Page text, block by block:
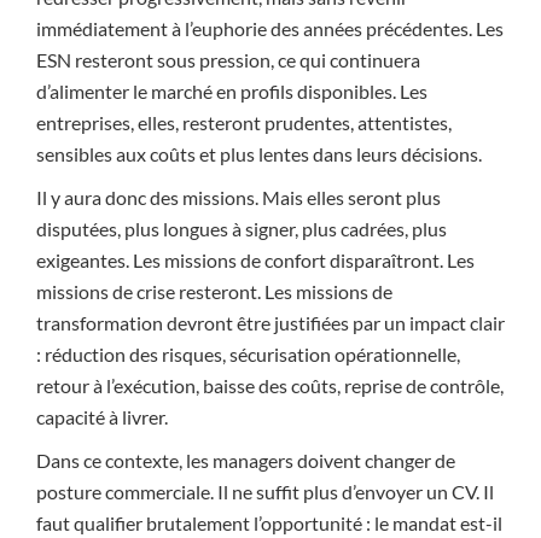
immédiatement à l’euphorie des années précédentes. Les
ESN resteront sous pression, ce qui continuera
d’alimenter le marché en profils disponibles. Les
entreprises, elles, resteront prudentes, attentistes,
sensibles aux coûts et plus lentes dans leurs décisions.
Il y aura donc des missions. Mais elles seront plus
disputées, plus longues à signer, plus cadrées, plus
exigeantes. Les missions de confort disparaîtront. Les
missions de crise resteront. Les missions de
transformation devront être justifiées par un impact clair
: réduction des risques, sécurisation opérationnelle,
retour à l’exécution, baisse des coûts, reprise de contrôle,
capacité à livrer.
Dans ce contexte, les managers doivent changer de
posture commerciale. Il ne suffit plus d’envoyer un CV. Il
faut qualifier brutalement l’opportunité : le mandat est-il